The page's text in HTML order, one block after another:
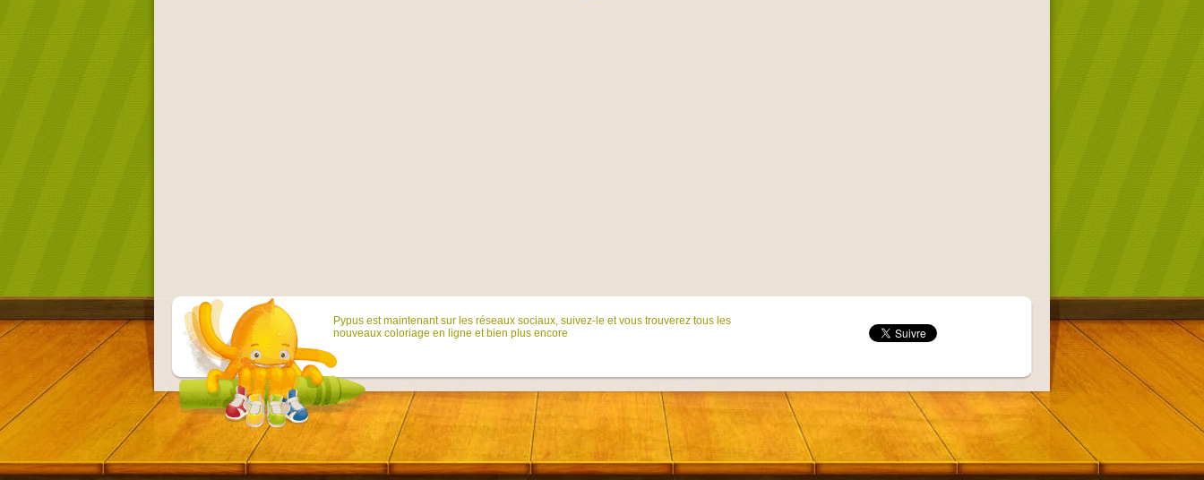
Pypus est maintenant sur ​​les réseaux sociaux, suivez-le et vous trouverez tous les
nouveaux coloriage en ligne et bien plus encore